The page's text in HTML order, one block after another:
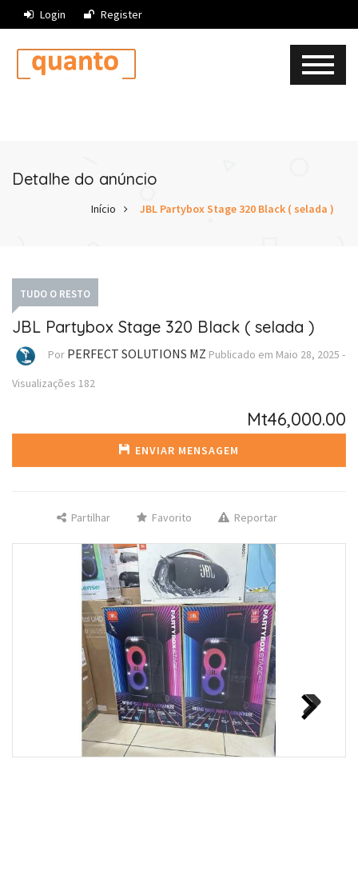
Login Register
Detalhe do anúncio
Início JBL Partybox Stage 320 Black ( selada )
TUDO O RESTO
JBL Partybox Stage 320 Black ( selada )
Por PERFECT SOLUTIONS MZ Publicado em Maio 28, 2025 -
Visualizações 182
Mt46,000.00
ENVIAR MENSAGEM
Partilhar Favorito Reportar